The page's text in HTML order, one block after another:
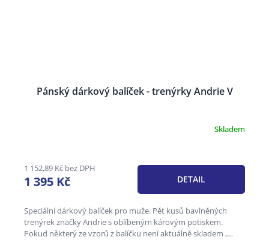
Pánský dárkový balíček - trenýrky Andrie V
je
3,6
z
hvězdiček.
Skladem
1 152,89 Kč bez DPH
1 395 Kč DETAIL
Speciální dárkový balíček pro muže. Pět kusů bavlněných
trenýrek značky Andrie s oblíbeným károvým potiskem.
Pokud některý ze vzorů z balíčku není aktuálně skladem ,